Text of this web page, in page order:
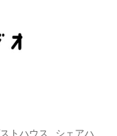
トハウス シェアハ